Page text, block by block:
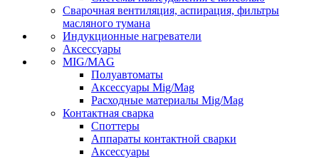
Сварочная вентиляция, аспирация, фильтры
масляного тумана
Индукционные нагреватели
Аксессуары
MIG/MAG
Полуавтоматы
Аксессуары Mig/Mag
Расходные материалы Mig/Mag
Контактная сварка
Споттеры
Аппараты контактной сварки
Аксессуары